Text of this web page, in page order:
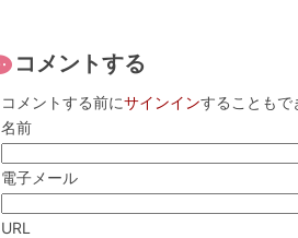
コメントする
コメントする前にサインインすることもで
名前
電子メール
URL